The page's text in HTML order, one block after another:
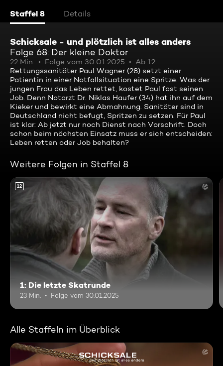
Staffel 8 Details
Schicksale - und plötzlich ist alles anders
Folge 68: Der kleine Doktor
22 Min. Folge vom 30.01.2025
Ab 12
Rettungssanitäter Paul Wagner (28) setzt einer
Patientin in einer Notfallsituation eine Spritze. Was der
jungen Frau das Leben rettet, kostet Paul fast seinen
Job. Denn Notarzt Dr. Niklas Haufer (34) hat ihn auf dem
Kieker und bewirkt eine Abmahnung. Sanitäter sind in
Deutschland nicht befugt, Spritzen zu setzen. Für Paul
ist klar: Ab jetzt nur noch Dienst nach Vorschrift. Doch
schon beim nächsten Einsatz muss er sich entscheiden:
Leben retten oder Job behalten?
Weitere Folgen in Staffel 8
12
1: Die letzte Skatrunde
23 Min. Folge vom 30.01.2025
Alle Staffeln im Überblick